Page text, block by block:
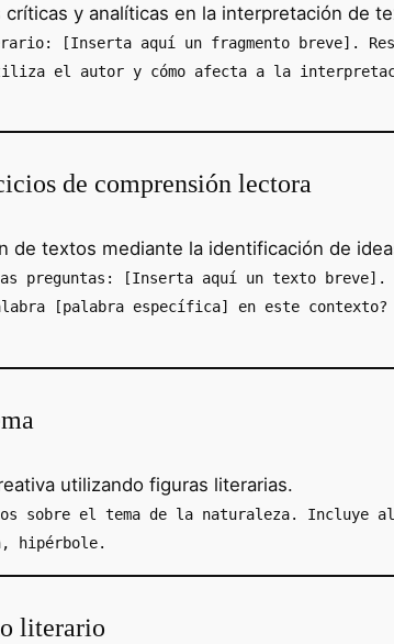
críticas y analíticas en la interpretación de
[Inserta aquí un fragmento breve].
el autor y cómo afecta a la
de comprensión lectora
de textos mediante la identificación de
preguntas: [Inserta aquí un texto breve].
[palabra específica] en este
utilizando figuras literarias.
sobre el tema de la naturaleza. Incluye
hipérbole.
literario